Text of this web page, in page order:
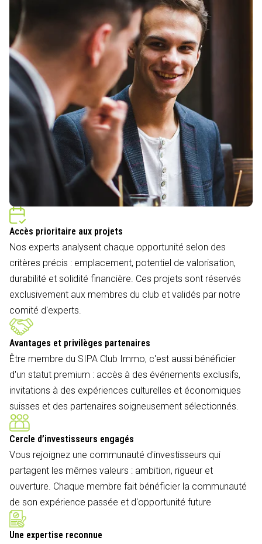
Accès prioritaire aux projets
Nos experts analysent chaque opportunité selon des
critères précis : emplacement, potentiel de valorisation,
durabilité et solidité financière. Ces projets sont réservés
exclusivement aux membres du club et validés par notre
comité d'experts.
Avantages et privilèges partenaires
Être membre du SIPA Club Immo, c'est aussi bénéficier
d'un statut premium : accès à des événements exclusifs,
invitations à des expériences culturelles et économiques
suisses et des partenaires soigneusement sélectionnés.
Cercle d’investisseurs engagés
Vous rejoignez une communauté d'investisseurs qui
partagent les mêmes valeurs : ambition, rigueur et
ouverture. Chaque membre fait bénéficier la communauté
de son expérience passée et d'opportunité future
Une expertise reconnue